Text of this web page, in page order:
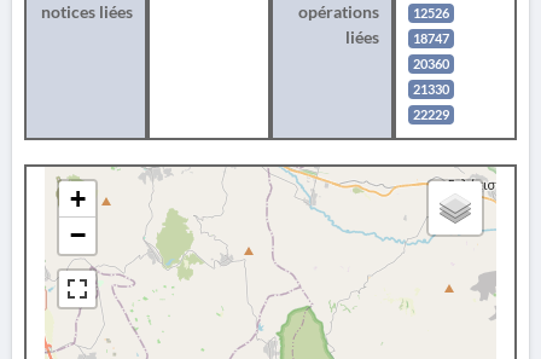
notices liées
opérations
liées
12526
18747
20360
21330
22229
+
−